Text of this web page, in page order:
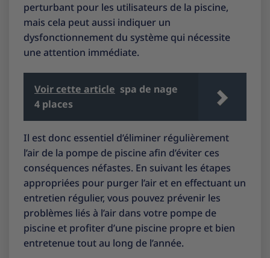
perturbant pour les utilisateurs de la piscine,
mais cela peut aussi indiquer un
dysfonctionnement du système qui nécessite
une attention immédiate.
Voir cette article spa de nage
4 places
Il est donc essentiel d’éliminer régulièrement
l’air de la pompe de piscine afin d’éviter ces
conséquences néfastes. En suivant les étapes
appropriées pour purger l’air et en effectuant un
entretien régulier, vous pouvez prévenir les
problèmes liés à l’air dans votre pompe de
piscine et profiter d’une piscine propre et bien
entretenue tout au long de l’année.